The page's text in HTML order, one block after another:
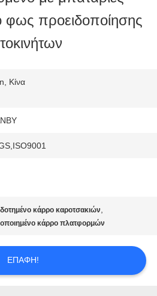
φως προειδοποίησης
Κίνα
κάρρο καροτσακιών,
κάρρο πλατφορμών
ΕΠΑΦΉ!